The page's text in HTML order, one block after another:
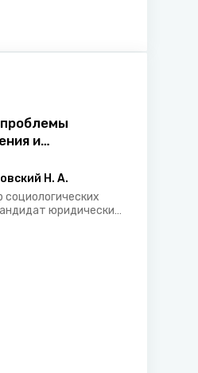
и
Н. А.
социологических
юридических